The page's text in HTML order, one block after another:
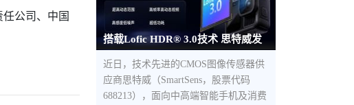
公司、中国
搭载Lofic HDR® 3.0技术 思特威发
布全新5000万像素1.0μm像素尺寸
近日，技术先进的CMOS图像传感器供
应商思特威（SmartSens，股票代码
688213），面向中高端智能手机及消费